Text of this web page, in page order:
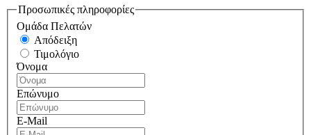
Προσωπικές πληροφορίες
Ομάδα Πελατών
Απόδειξη
Τιμολόγιο
Όνομα
Επώνυμο
E-Mail